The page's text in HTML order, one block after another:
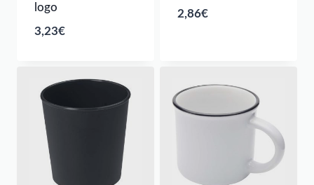
logo
3,23€
2,86€